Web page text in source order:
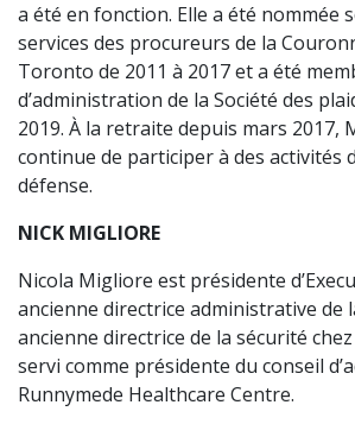
a été en fonction. Elle a été nommée
services des procureurs de la
Toronto de 2011 à 2017 et a été
d’administration de la Société des
2019. À la retraite depuis mars 2017,
continue de participer à des activités
défense.
NICK MIGLIORE
Nicola Migliore est présidente
ancienne directrice administrative de
ancienne directrice de la sécurité
servi comme présidente du conseil
Runnymede Healthcare Centre.